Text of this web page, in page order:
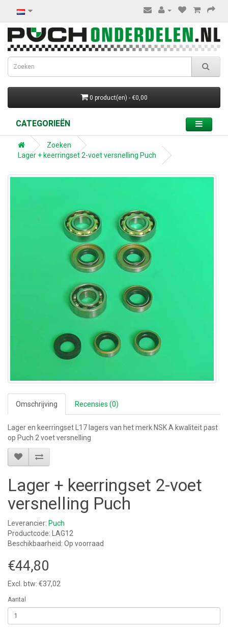
0 product(en) - €0,00
CATEGORIEËN
Zoeken
Lager + keerringset 2-voet versnelling Puch
Omschrijving Recensies (0)
Lager en keerringset L17 lagers van het merk NSK A kwaliteit past
op Puch 2 voet versnelling
Lager + keerringset 2-voet
versnelling Puch
Leverancier: Puch
Productcode: LAG12
Beschikbaarheid: Op voorraad
€44,80
Excl. btw: €37,02
Aantal